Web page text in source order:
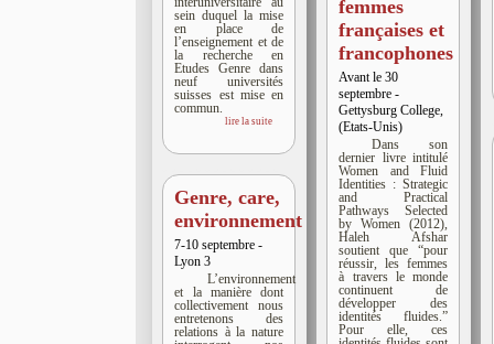
sein duquel la mise
en place de
l’enseignement et de
la recherche en
Etudes Genre dans
neuf universités
suisses est mise en
commun.
lire la suite
Genre, care,
environnement
7-10 septembre -
Lyon 3
L’environnement
et la manière dont
collectivement nous
entretenons des
relations à la nature
femmes
françaises et
francophones
Avant le 30
septembre -
Gettysburg College,
(Etats-Unis)
Dans son
dernier livre intitulé
Women and Fluid
Identities : Strategic
and Practical
Pathways Selected
by Women (2012),
Haleh Afshar
soutient que “pour
réussir, les femmes
à travers le monde
continuent de
développer des
identités fluides.”
Pour elle, ces